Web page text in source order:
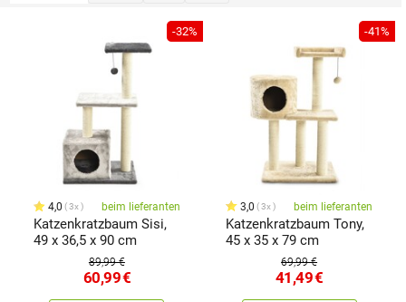
-32%
4,0 3x beim lieferanten
Katzenkratzbaum Sisi,
49 x 36,5 x 90 cm
89,99 €
60,99€
-41%
3,0 3x beim lieferanten
Katzenkratzbaum Tony,
45 x 35 x 79 cm
69,99 €
41,49€